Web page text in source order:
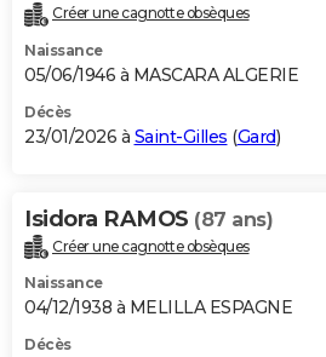
Créer une cagnotte obsèques
Naissance
05/06/1946 à MASCARA ALGERIE
Décès
23/01/2026 à Saint-Gilles (Gard)
Isidora RAMOS (87 ans)
Créer une cagnotte obsèques
Naissance
04/12/1938 à MELILLA ESPAGNE
Décès